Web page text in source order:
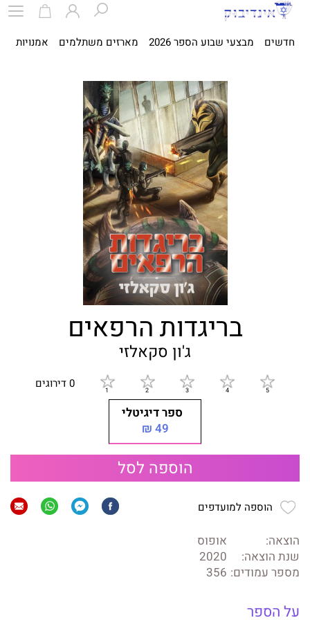
חדשים מבצעי שבוע הספר 2026 מארזים משתלמים אמנויות
בריגדות הרפאים
ג'ון סקאלזי
0 דירוגים
ספר דיגיטלי
49 ₪
הוספה לסל
הוספה למועדפים
הוצאה:
אופוס
שנת הוצאה:
2020
מספר עמודים: 356
על הספר